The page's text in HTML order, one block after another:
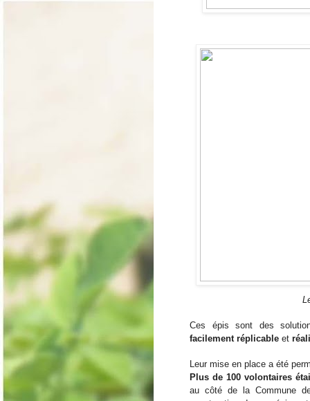
Ces épis sont des
facilement réplicable et
Plus de 100 volontaires
au côté de la Commune